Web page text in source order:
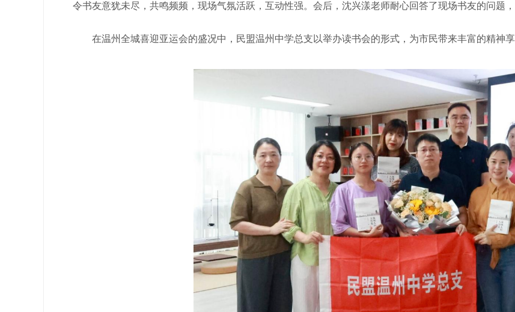
令书友意犹未尽，共鸣频频，现场气氛活跃，互动性强。会后，沈兴漾老师耐心回答了现场书友的问题
在温州全城喜迎亚运会的盛况中，民盟温州中学总支以举办读书会的形式，为市民带来丰富的精神享